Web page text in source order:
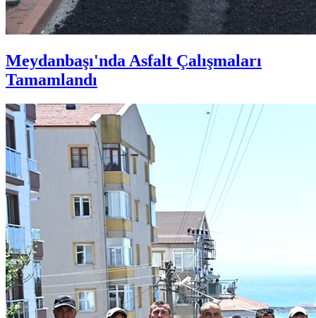
Meydanbaşı'nda Asfalt Çalışmaları
Tamamlandı